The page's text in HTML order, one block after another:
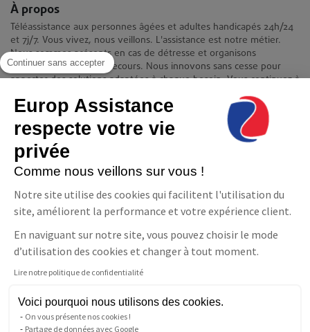
Continuer sans accepter
Europ Assistance
respecte votre vie
privée
Comme nous veillons sur vous !
Notre site utilise des cookies qui facilitent l'utilisation du
site, améliorent la performance et votre expérience client.
En naviguant sur notre site, vous pouvez choisir le mode
d’utilisation des cookies et changer à tout moment.
Lire notre politique de confidentialité
Voici pourquoi nous utilisons des cookies.
On vous présente nos cookies !
Partage de données avec Google
À propos
Téléassistance aux personnes âgées et adultes handicapés 24h/24
et 7j/7. Vous vivez, nous veillons. L'assistance est notre métier.
Nous sommes présents en cas de détresse et organisons
immédiatement votre secours. Nous innovons sans cesse pour
apporter des solutions adaptées à chaque besoin. Vous continuez à
Contact
Europ Assistance La Téléassistance
11-17 avenue François Mitterrand 93210 Saint-Denis
08 06 23 10 10(prix d'un appel local)
NOUS CONTACTER
Suivez-nous
Facebook
LinkedInYouTube